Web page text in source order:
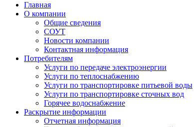
Главная
О компании
Общие сведения
СОУТ
Новости компании
Контактная информация
Потребителям
Услуги по передаче электроэнергии
Услуги по теплоснабжению
Услуги по транспортировке питьевой воды
Услуги по транспортировке сточных вод
Горячее водоснабжение
Раскрытие информации
Отчетная информация